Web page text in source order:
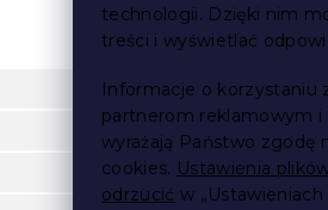
technologii. Dzięki nim
treści i wyświetlać
Informacje o korzystaniu
partnerom reklamowym i
wyrażają Państwo zgodę
cookies. Ustawienia
odrzucić w